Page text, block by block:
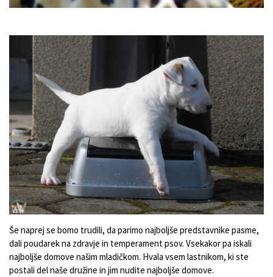
Še naprej se bomo trudili, da parimo najboljše predstavnike pasme,
dali poudarek na zdravje in temperament psov. Vsekakor pa iskali
najboljše domove našim mladičkom. Hvala vsem lastnikom, ki ste
postali del naše družine in jim nudite najboljše domove.